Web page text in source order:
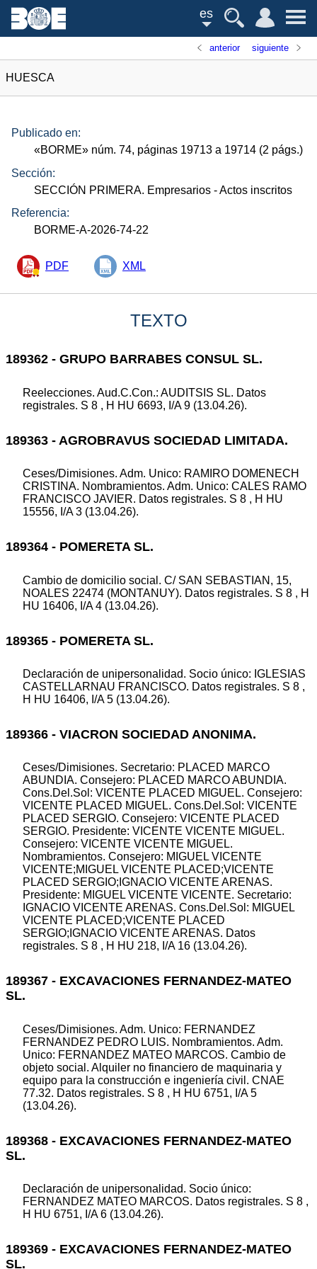
es
anterior siguiente
HUESCA
Publicado en:
«BORME» núm. 74, páginas 19713 a 19714 (2 págs.)
Sección:
SECCIÓN PRIMERA. Empresarios - Actos inscritos
Referencia:
BORME-A-2026-74-22
PDF XML
TEXTO
189362 - GRUPO BARRABES CONSUL SL.
Reelecciones. Aud.C.Con.: AUDITSIS SL. Datos
registrales. S 8 , H HU 6693, I/A 9 (13.04.26).
189363 - AGROBRAVUS SOCIEDAD LIMITADA.
Ceses/Dimisiones. Adm. Unico: RAMIRO DOMENECH
CRISTINA. Nombramientos. Adm. Unico: CALES RAMO
FRANCISCO JAVIER. Datos registrales. S 8 , H HU
15556, I/A 3 (13.04.26).
189364 - POMERETA SL.
Cambio de domicilio social. C/ SAN SEBASTIAN, 15,
NOALES 22474 (MONTANUY). Datos registrales. S 8 , H
HU 16406, I/A 4 (13.04.26).
189365 - POMERETA SL.
Declaración de unipersonalidad. Socio único: IGLESIAS
CASTELLARNAU FRANCISCO. Datos registrales. S 8 ,
H HU 16406, I/A 5 (13.04.26).
189366 - VIACRON SOCIEDAD ANONIMA.
Ceses/Dimisiones. Secretario: PLACED MARCO
ABUNDIA. Consejero: PLACED MARCO ABUNDIA.
Cons.Del.Sol: VICENTE PLACED MIGUEL. Consejero:
VICENTE PLACED MIGUEL. Cons.Del.Sol: VICENTE
PLACED SERGIO. Consejero: VICENTE PLACED
SERGIO. Presidente: VICENTE VICENTE MIGUEL.
Consejero: VICENTE VICENTE MIGUEL.
Nombramientos. Consejero: MIGUEL VICENTE
VICENTE;MIGUEL VICENTE PLACED;VICENTE
PLACED SERGIO;IGNACIO VICENTE ARENAS.
Presidente: MIGUEL VICENTE VICENTE. Secretario:
IGNACIO VICENTE ARENAS. Cons.Del.Sol: MIGUEL
VICENTE PLACED;VICENTE PLACED
SERGIO;IGNACIO VICENTE ARENAS. Datos
registrales. S 8 , H HU 218, I/A 16 (13.04.26).
189367 - EXCAVACIONES FERNANDEZ-MATEO
SL.
Ceses/Dimisiones. Adm. Unico: FERNANDEZ
FERNANDEZ PEDRO LUIS. Nombramientos. Adm.
Unico: FERNANDEZ MATEO MARCOS. Cambio de
objeto social. Alquiler no financiero de maquinaria y
equipo para la construcción e ingeniería civil. CNAE
77.32. Datos registrales. S 8 , H HU 6751, I/A 5
(13.04.26).
189368 - EXCAVACIONES FERNANDEZ-MATEO
SL.
Declaración de unipersonalidad. Socio único:
FERNANDEZ MATEO MARCOS. Datos registrales. S 8 ,
H HU 6751, I/A 6 (13.04.26).
189369 - EXCAVACIONES FERNANDEZ-MATEO
SL.